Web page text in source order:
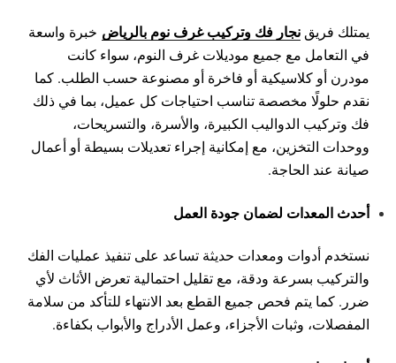
يمتلك فريق نجار فك وتركيب غرف نوم بالرياض خبرة واسعة
في التعامل مع جميع موديلات غرف النوم، سواء كانت
مودرن أو كلاسيكية أو فاخرة أو مصنوعة حسب الطلب. كما
نقدم حلولًا مخصصة تناسب احتياجات كل عميل، بما في ذلك
فك وتركيب الدواليب الكبيرة، والأسرة، والتسريحات،
ووحدات التخزين، مع إمكانية إجراء تعديلات بسيطة أو أعمال
صيانة عند الحاجة.
أحدث المعدات لضمان جودة العمل
نستخدم أدوات ومعدات حديثة تساعد على تنفيذ عمليات الفك
والتركيب بسرعة ودقة، مع تقليل احتمالية تعرض الأثاث لأي
ضرر. كما يتم فحص جميع القطع بعد الانتهاء للتأكد من سلامة
المفصلات، وثبات الأجزاء، وعمل الأدراج والأبواب بكفاءة.